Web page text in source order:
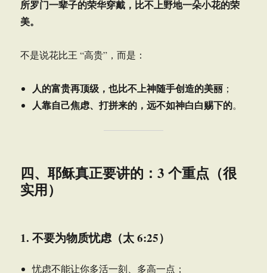
所罗门一辈子的荣华穿戴，比不上野地一朵小花的荣
美。
不是说花比王 “高贵”，而是：
人的富贵再顶级，也比不上神随手创造的美丽 ；
人靠自己焦虑、打拼来的，远不如神白白赐下的。
四、耶稣真正要讲的：3 个重点（很
实用）
1. 不要为物质忧虑（太 6:25）
忧虑不能让你多活一刻、多高一点；